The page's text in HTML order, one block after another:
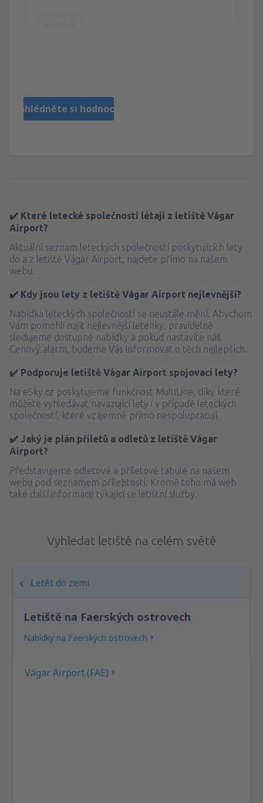
Prohlédněte si hodnocení
✔️ Které letecké společnosti létají z letiště Vágar
Airport?
Aktuální seznam leteckých společností poskytujících lety
do a z letiště Vágar Airport, najdete přímo na našem
webu.
✔️ Kdy jsou lety z letiště Vágar Airport nejlevnější?
Nabídka leteckých společností se neustále mění. Abychom
Vám pomohli najít nejlevnější letenky, pravidelně
sledujeme dostupné nabídky a pokud nastavíte náš
Cenový alarm, budeme Vás informovat o těch nejlepších.
✔️ Podporuje letiště Vágar Airport spojovací lety?
Na eSky.cz poskytujeme funkčnost MultiLine, díky které
můžete vyhledávat navazující lety i v případě leteckých
společností, které vzájemně přímo nespolupracují.
✔️ Jaký je plán příletů a odletů z letiště Vágar
Airport?
Představujeme odletové a příletové tabule na našem
webu pod seznamem příležitostí. Kromě toho má web
také další informace týkající se letištní služby.
Vyhledat letiště na celém světě
Letět do zemí
Letiště na Faerských ostrovech
Nabídky na Faerských ostrovech
Vágar Airport (FAE)